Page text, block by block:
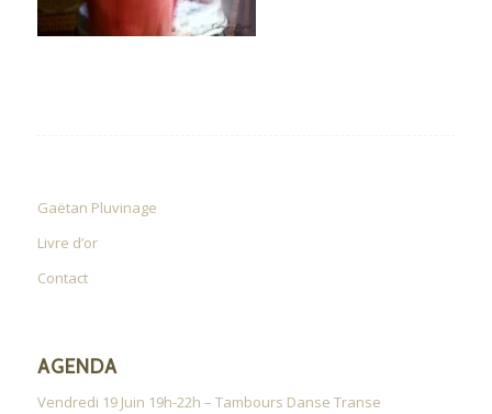
Gaëtan Pluvinage
Livre d’or
Contact
AGENDA
Vendredi 19 Juin 19h-22h – Tambours Danse Transe